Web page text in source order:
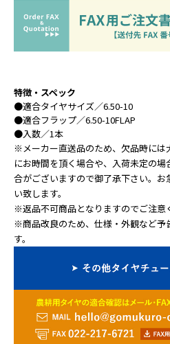
特徴・スペック
●適合タイヤサイズ／6.50-10
●適合フラップ／6.50-10FLAP
●入数／1本
※メーカー直送品のため、欠品時には
にお時間を頂く場合や、入荷未定の
合がございますので御了承下さい。
い致します。
※返品不可商品となりますのでご注意
※商品改良のため、仕様・外観など予
す。